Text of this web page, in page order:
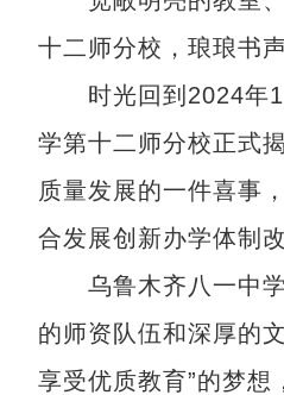
十二师分校，琅琅书
时光回到2024年12
学第十二师分校正式
质量发展的一件喜事
合发展创新办学体制
乌鲁木齐八一中学
的师资队伍和深厚的
享受优质教育”的梦想